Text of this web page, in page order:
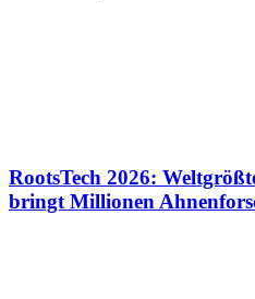
RootsTech 2026:
bringt Millionen